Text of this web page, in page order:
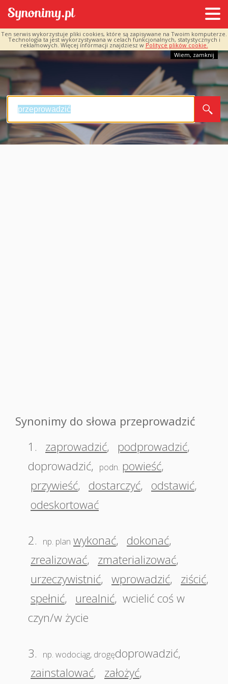
Ten serwis wykorzystuje pliki cookies, które są zapisywane na Twoim komputerze.
Technologia ta jest wykorzystywana w celach funkcjonalnych, statystycznych i
reklamowych. Więcej informacji znajdziesz w Polityce plików cookie.
Wiem, zamknij
Synonimy do słowa przeprowadzić
1.
zaprowadzić, podprowadzić,
doprowadzić, podn. powieść,
przywieść, dostarczyć, odstawić,
odeskortować
2. np. plan wykonać, dokonać,
zrealizować, zmaterializować,
urzeczywistnić, wprowadzić, ziścić,
spełnić, urealnić, wcielić coś w
czyn/w życie
3. np. wodociąg, drogędoprowadzić,
zainstalować, założyć,